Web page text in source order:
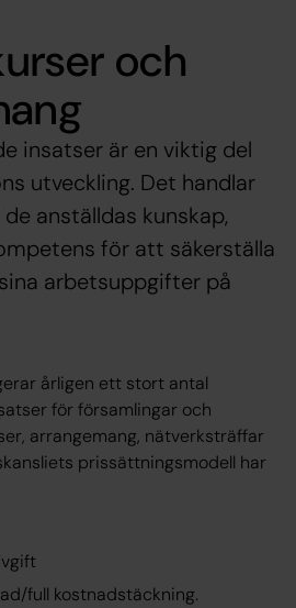
och
insatser är en viktig del
utveckling. Det handlar
anställdas kunskap,
för att säkerställa
arbetsuppgifter på
årligen ett stort antal
för församlingar och
arrangemang, nätverksträffar
prissättningsmodell har
full kostnadstäckning.